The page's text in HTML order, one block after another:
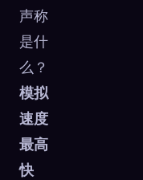
声称
是什
么？
模拟
速度
最高
快